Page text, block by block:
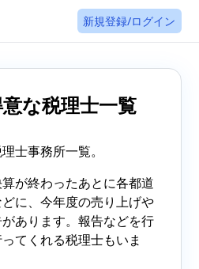
新規登録/ログイン
な税理士一覧
士事務所一覧。
が終わったあとに各都道
に、今年度の売り上げや
あります。報告などを行
てくれる税理士もいま